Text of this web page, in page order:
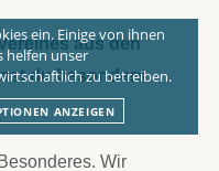
ein. Einige von ihnen
helfen unser
zu betreiben.
ANZEIGEN
aus den
du besonders
Wir